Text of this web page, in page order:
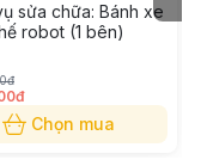
sửa chữa: Bánh xe
robot (1 bên)
Chọn mua